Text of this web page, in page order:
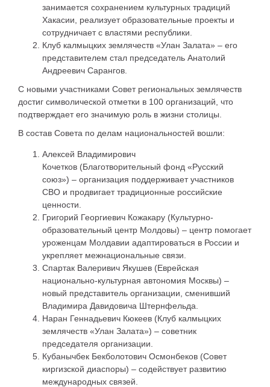
занимается сохранением культурных традиций
Хакасии, реализует образовательные проекты и
сотрудничает с властями республики.
Клуб калмыцких землячеств «Улан Залата» – его
представителем стал председатель Анатолий
Андреевич Сарангов.
С новыми участниками Совет региональных землячеств
достиг символической отметки в 100 организаций, что
подтверждает его значимую роль в жизни столицы.
В состав Совета по делам национальностей вошли:
Алексей Владимирович
Кочетков (Благотворительный фонд «Русский
союз») – организация поддерживает участников
СВО и продвигает традиционные российские
ценности.
Григорий Георгиевич Кожакару (Культурно-
образовательный центр Молдовы) – центр помогает
уроженцам Молдавии адаптироваться в России и
укрепляет межнациональные связи.
Спартак Валеривич Якушев (Еврейская
национально-культурная автономия Москвы) –
новый представитель организации, сменивший
Владимира Давидовича Штернфельда.
Наран Геннадьевич Кюкеев (Клуб калмыцких
землячеств «Улан Залата») – советник
председателя организации.
Кубанычбек Бекболотович Осмонбеков (Совет
киргизской диаспоры) – содействует развитию
международных связей.